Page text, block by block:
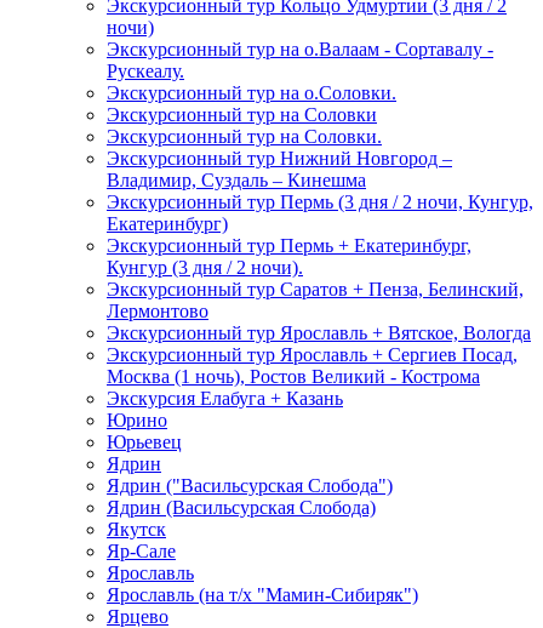
Экскурсионный тур Кольцо Удмуртии (3 дня / 2
ночи)
Экскурсионный тур на о.Валаам - Сортавалу -
Рускеалу.
Экскурсионный тур на о.Соловки.
Экскурсионный тур на Соловки
Экскурсионный тур на Соловки.
Экскурсионный тур Нижний Новгород –
Владимир, Суздаль – Кинешма
Экскурсионный тур Пермь (3 дня / 2 ночи, Кунгур,
Екатеринбург)
Экскурсионный тур Пермь + Екатеринбург,
Кунгур (3 дня / 2 ночи).
Экскурсионный тур Саратов + Пенза, Белинский,
Лермонтово
Экскурсионный тур Ярославль + Вятское, Вологда
Экскурсионный тур Ярославль + Сергиев Посад,
Москва (1 ночь), Ростов Великий - Кострома
Экскурсия Елабуга + Казань
Юрино
Юрьевец
Ядрин
Ядрин ("Васильсурская Слобода")
Ядрин (Васильсурская Слобода)
Якутск
Яр-Сале
Ярославль
Ярославль (на т/х "Мамин-Сибиряк")
Ярцево